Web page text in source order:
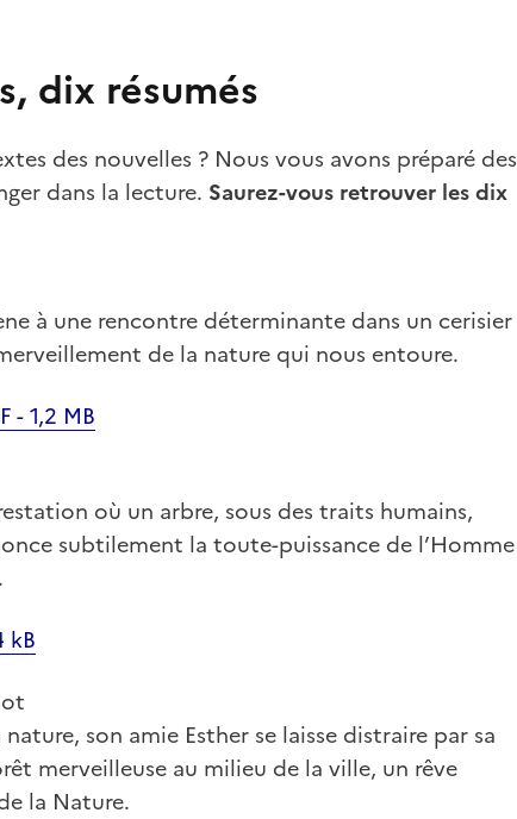
dix résumés
des nouvelles ? Nous vous avons préparé des
dans la lecture. Saurez-vous retrouver les dix
à une rencontre déterminante dans un cerisier
de la nature qui nous entoure.
- 1,2 MB
où un arbre, sous des traits humains,
subtilement la toute-puissance de l’Homme
kB
son amie Esther se laisse distraire par sa
merveilleuse au milieu de la ville, un rêve
la Nature.